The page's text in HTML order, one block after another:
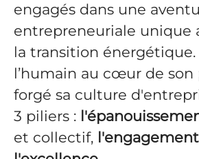
engagés dans une
entrepreneuriale unique
la transition
l’humain au cœur de son
forgé sa culture
3 piliers :
et collectif, l'engagement